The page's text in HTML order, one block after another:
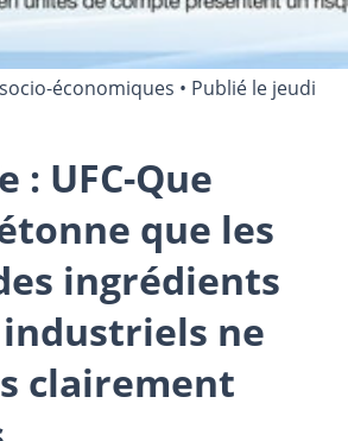
économiques • Publié le jeudi
: UFC-Que
que les
ingrédients
ne
clairement